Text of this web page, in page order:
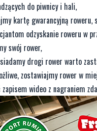
do piwnicy i hali,
kartę gwarancyjną roweru,
odzyskanie roweru w
swój rower,
drogi rower warto
zostawiajmy rower w
zapisem wideo z nagraniem